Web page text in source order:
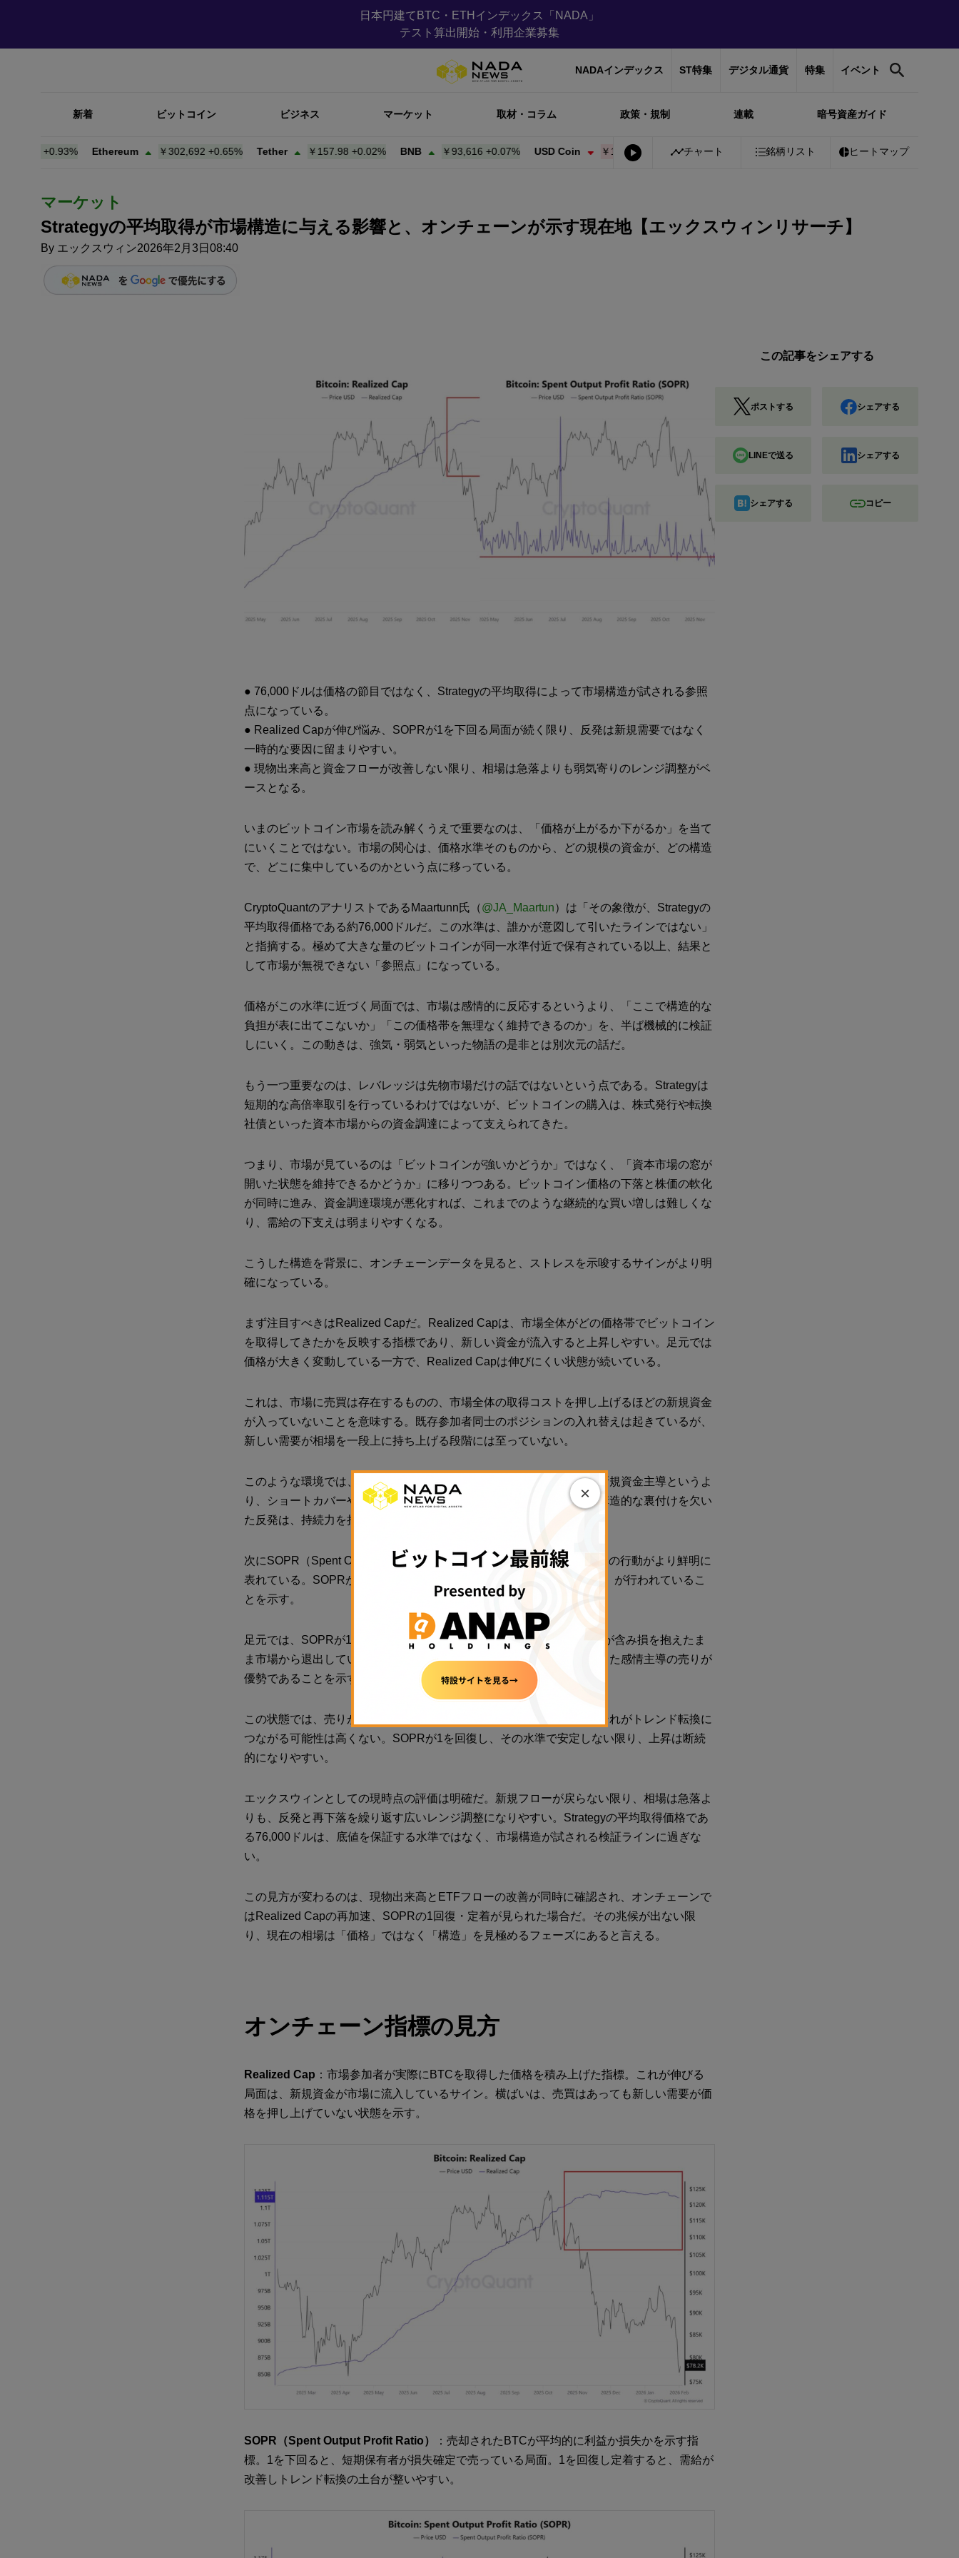
日本円建てBTC・ETHインデックス「NADA」
テスト算出開始・利用企業募集
NADAインデックス ST特集 デジタル通貨 特集 イベント
新着 ビットコイン ビジネス マーケット 取材・コラム 政策・規制 連載 暗号資産ガイド
0.93% Ethereum ￥302,692+ 0.65% Tether ￥157.98+0.02% BNB ￥93,616+ 0.07% USD Coin ￥158.05 -0.01% Bitcoin ￥10,254,427+0.93% Ethereum ￥302,692
チャート 銘柄リスト ヒートマップ
マーケット
Strategyの平均取得が市場構造に与える影響と、オンチェーンが示す現在地【エックスウィンリサーチ】
By エックスウィン2026年2月3日08:40
● 76,000ドルは価格の節目ではなく、Strategyの平均取得によって市場構造が試される参照
点になっている。
● Realized Capが伸び悩み、SOPRが1を下回る局面が続く限り、反発は新規需要ではなく
一時的な要因に留まりやすい。
● 現物出来高と資金フローが改善しない限り、相場は急落よりも弱気寄りのレンジ調整がベ
ースとなる。
いまのビットコイン市場を読み解くうえで重要なのは、「価格が上がるか下がるか」を当て
にいくことではない。市場の関心は、価格水準そのものから、どの規模の資金が、どの構造
で、どこに集中しているのかという点に移っている。
CryptoQuantのアナリストであるMaartunn氏（@JA_Maartun）は「その象徴が、Strategyの
平均取得価格である約76,000ドルだ。この水準は、誰かが意図して引いたラインではない」
と指摘する。極めて大きな量のビットコインが同一水準付近で保有されている以上、結果と
して市場が無視できない「参照点」になっている。
価格がこの水準に近づく局面では、市場は感情的に反応するというより、「ここで構造的な
負担が表に出てこないか」「この価格帯を無理なく維持できるのか」を、半ば機械的に検証
しにいく。この動きは、強気・弱気といった物語の是非とは別次元の話だ。
もう一つ重要なのは、レバレッジは先物市場だけの話ではないという点である。Strategyは
短期的な高倍率取引を行っているわけではないが、ビットコインの購入は、株式発行や転換
社債といった資本市場からの資金調達によって支えられてきた。
つまり、市場が見ているのは「ビットコインが強いかどうか」ではなく、「資本市場の窓が
開いた状態を維持できるかどうか」に移りつつある。ビットコイン価格の下落と株価の軟化
が同時に進み、資金調達環境が悪化すれば、これまでのような継続的な買い増しは難しくな
り、需給の下支えは弱まりやすくなる。
こうした構造を背景に、オンチェーンデータを見ると、ストレスを示唆するサインがより明
確になっている。
まず注目すべきはRealized Capだ。Realized Capは、市場全体がどの価格帯でビットコイン
を取得してきたかを反映する指標であり、新しい資金が流入すると上昇しやすい。足元では
価格が大きく変動している一方で、Realized Capは伸びにくい状態が続いている。
これは、市場に売買は存在するものの、市場全体の取得コストを押し上げるほどの新規資金
が入っていないことを意味する。既存参加者同士のポジションの入れ替えは起きているが、
新しい需要が相場を一段上に持ち上げる段階には至っていない。
このような環境では、価格が反発する局面があったとしても、それは新規資金主導というよ
り、ショートカバーや流動性要因による一時的な動きになりやすい。構造的な裏付けを欠い
た反発は、持続力を持ちにくい。
次にSOPR（Spent Output Profit Ratio）を見ると、短期保有者（STH）の行動がより鮮明に
表れている。SOPRが1を下回る状態は、平均的に「損失確定での売却」が行われているこ
とを示す。
足元では、SOPRが1を下回る局面が断続的に続いており、短期保有者が含み損を抱えたま
ま市場から退出している状況が確認できる。これは、恐怖や不安といった感情主導の売りが
優勢であることを示す典型的なパターンだ。
この状態では、売りが一巡した後に価格が反発することはあっても、それがトレンド転換に
つながる可能性は高くない。SOPRが1を回復し、その水準で安定しない限り、上昇は断続
的になりやすい。
エックスウィンとしての現時点の評価は明確だ。新規フローが戻らない限り、相場は急落よ
りも、反発と再下落を繰り返す広いレンジ調整になりやすい。Strategyの平均取得価格であ
る76,000ドルは、底値を保証する水準ではなく、市場構造が試される検証ラインに過ぎな
い。
この見方が変わるのは、現物出来高とETFフローの改善が同時に確認され、オンチェーンで
はRealized Capの再加速、SOPRの1回復・定着が見られた場合だ。その兆候が出ない限
り、現在の相場は「価格」ではなく「構造」を見極めるフェーズにあると言える。
オンチェーン指標の見方
Realized Cap ：市場参加者が実際にBTCを取得した価格を積み上げた指標。これが伸びる
局面は、新規資金が市場に流入しているサイン。横ばいは、売買はあっても新しい需要が価
格を押し上げていない状態を示す。
SOPR（Spent Output Profit Ratio）
：売却されたBTCが平均的に利益か損失かを示す指
標。1を下回ると、短期保有者が損失確定で売っている局面。1を回復し定着すると、需給が
改善しトレンド転換の土台が整いやすい。
この記事をシェアする
ポストする シェアする
LINEで送る シェアする
シェアする コピー
×